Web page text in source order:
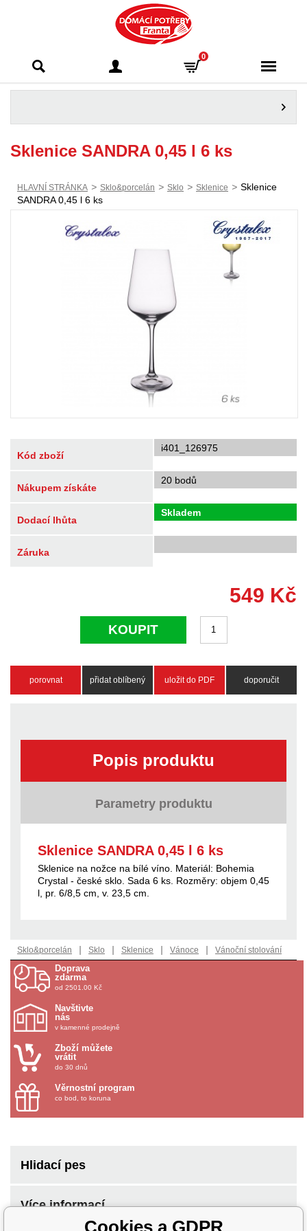
Franta - Příbram
0
Sklenice SANDRA 0,45 l 6 ks
HLAVNÍ STRÁNKA > Sklo&porcelán > Sklo > Sklenice > Sklenice
SANDRA 0,45 l 6 ks
Kód zboží
i401_126975
Nákupem získáte
20 bodů
Dodací lhůta
Skladem
Záruka
549 Kč
KOUPIT
porovnat přidat oblíbený uložit do PDF doporučit
Popis produktu
Parametry produktu
Sklenice SANDRA 0,45 l 6 ks
Sklenice na nožce na bílé víno. Materiál: Bohemia
Crystal - české sklo. Sada 6 ks. Rozměry: objem 0,45
l, pr. 6/8,5 cm, v. 23,5 cm.
Sklo&porcelán | Sklo | Sklenice | Vánoce | Vánoční stolování
Doprava
zdarma
od 2501.00 Kč
Navštivte
nás
v kamenné prodejně
Zboží můžete
vrátit
do 30 dnů
Věrnostní program
co bod, to koruna
Hlidací pes
Více informací
Cookies a GDPR